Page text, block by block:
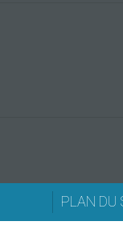
PLAN DU